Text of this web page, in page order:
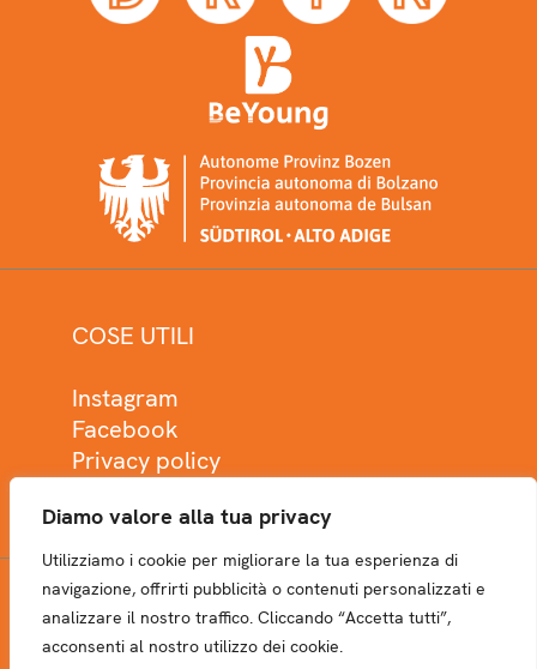
Diamo valore alla tua privacy
Utilizziamo i cookie per migliorare la tua esperienza di
navigazione, offrirti pubblicità o contenuti personalizzati e
analizzare il nostro traffico. Cliccando “Accetta tutti”,
acconsenti al nostro utilizzo dei cookie.
COSE UTILI
Instagram
Facebook
Privacy policy
NEWSLETTER